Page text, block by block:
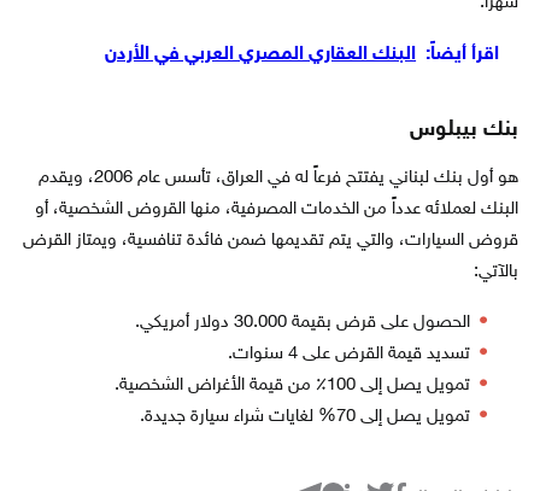
اقرأ أيضاً: البنك العقاري المصري العربي في الأردن
بنك بيبلوس
هو أول بنك لبناني يفتتح فرعاً له في العراق، تأسس عام 2006، ويقدم
البنك لعملائه عدداً من الخدمات المصرفية، منها القروض الشخصية، أو
قروض السيارات، والتي يتم تقديمها ضمن فائدة تنافسية، ويمتاز القرض
بالآتي:
الحصول على قرض بقيمة 30.000 دولار أمريكي.
تسديد قيمة القرض على 4 سنوات.
تمويل يصل إلى 100٪ من قيمة الأغراض الشخصية.
تمويل يصل إلى 70% لغايات شراء سيارة جديدة.